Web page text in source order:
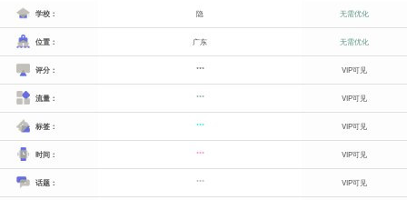
学校： 隐 无需优化
位置： 广东 无需优化
评分： *** VIP可见
流量： *** VIP可见
标签： *** VIP可见
时间： *** VIP可见
话题： *** VIP可见